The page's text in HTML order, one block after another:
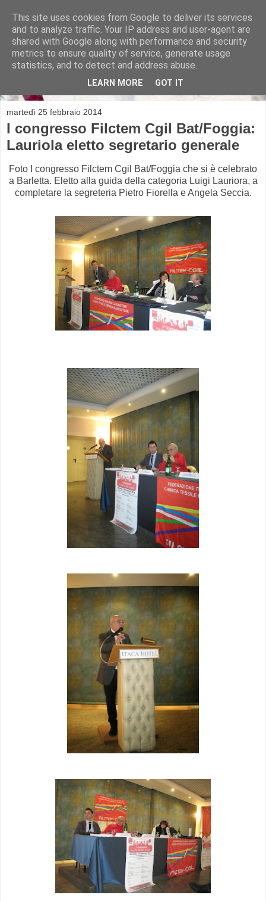
Michela Alicino
martedì 25 febbraio 2014
I congresso Filctem Cgil Bat/Foggia:
Lauriola eletto segretario generale
Foto I congresso Filctem Cgil Bat/Foggia che si è celebrato
a Barletta. Eletto alla guida della categoria Luigi Lauriora, a
completare la segreteria Pietro Fiorella e Angela Seccia.
This site uses cookies from Google to deliver its services
and to analyze traffic. Your IP address and user-agent are
shared with Google along with performance and security
metrics to ensure quality of service, generate usage
statistics, and to detect and address abuse.
LEARN MORE GOT IT